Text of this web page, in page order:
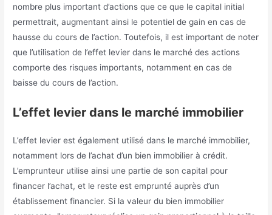
nombre plus important d’actions que ce que le capital initial
permettrait, augmentant ainsi le potentiel de gain en cas de
hausse du cours de l’action. Toutefois, il est important de noter
que l’utilisation de l’effet levier dans le marché des actions
comporte des risques importants, notamment en cas de
baisse du cours de l’action.
L’effet levier dans le marché immobilier
L’effet levier est également utilisé dans le marché immobilier,
notamment lors de l’achat d’un bien immobilier à crédit.
L’emprunteur utilise ainsi une partie de son capital pour
financer l’achat, et le reste est emprunté auprès d’un
établissement financier. Si la valeur du bien immobilier